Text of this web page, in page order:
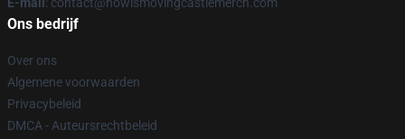
Ons bedrijf
Over ons
Algemene voorwaarden
Privacybeleid
DMCA - Auteursrechtbeleid